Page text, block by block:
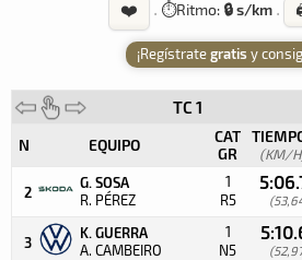
❤️ · ⏱️Ritmo: 🔒 s/km ·
¡Regístrategratis y
TC 1
N EQUIPO
CAT
GR
(KM/
2
G. SOSA
R. PÉREZ
1
R5
3
K. GUERRA
A. CAMBEIRO
1
N5